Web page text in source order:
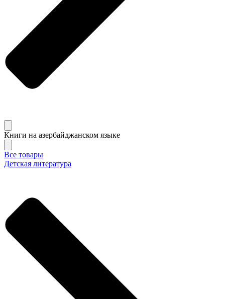
Книги на азербайджанском языке
Все товары
Детская литература